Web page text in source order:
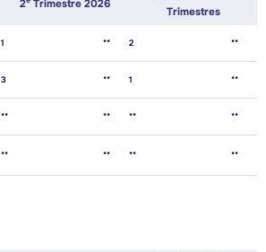
2 Trimestre 2026
Trimestres
1 ** 2 **
3 ** 1 **
** ** ** **
** ** ** **